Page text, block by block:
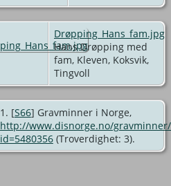
Drøpping_Hans_fam.jpg
Hans Drøpping med
fam, Kleven, Koksvik,
Tingvoll
[S66] Gravminner i Norge,
http://www.disnorge.no/
id=5480356(Troverdighet: 3).